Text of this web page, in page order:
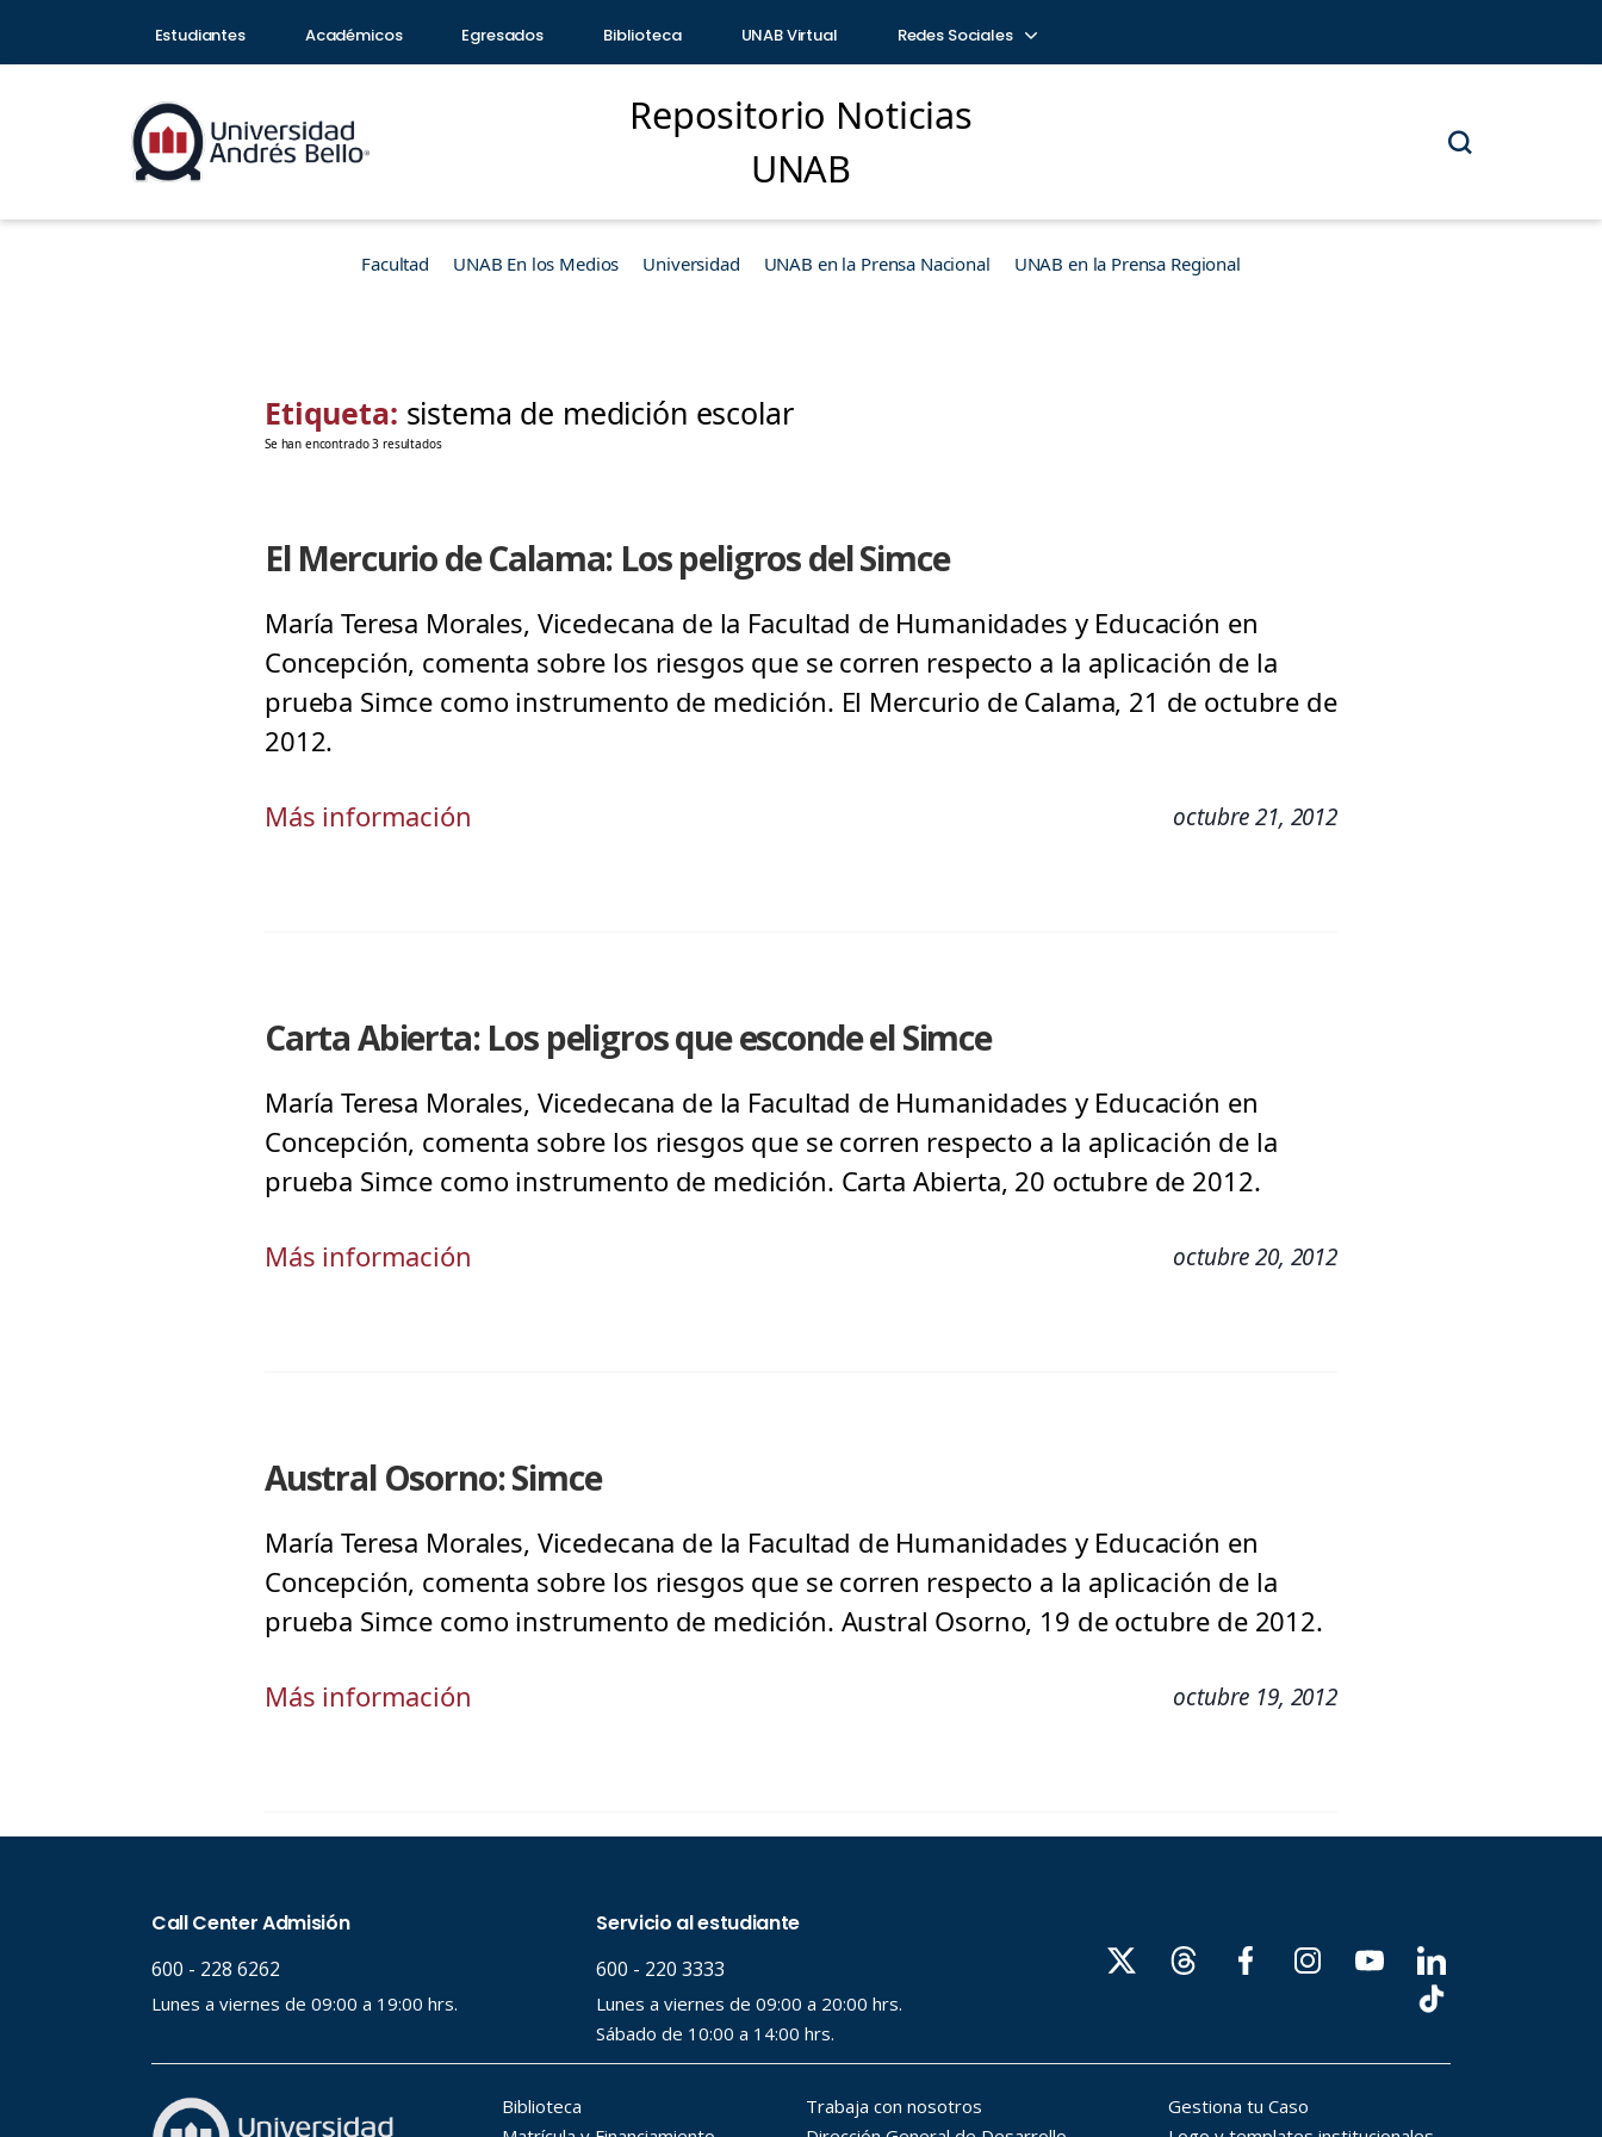
Estudiantes Académicos Egresados Biblioteca UNAB Virtual Redes Sociales
Repositorio Noticias
UNAB
Facultad UNAB En los Medios Universidad UNAB en la Prensa Nacional UNAB en la Prensa Regional
Etiqueta: sistema de medición escolar
Se han encontrado 3 resultados
El Mercurio de Calama: Los peligros del Simce
María Teresa Morales, Vicedecana de la Facultad de Humanidades y Educación en
Concepción, comenta sobre los riesgos que se corren respecto a la aplicación de la
prueba Simce como instrumento de medición. El Mercurio de Calama, 21 de octubre de
2012.
Más información octubre 21, 2012
Carta Abierta: Los peligros que esconde el Simce
María Teresa Morales, Vicedecana de la Facultad de Humanidades y Educación en
Concepción, comenta sobre los riesgos que se corren respecto a la aplicación de la
prueba Simce como instrumento de medición. Carta Abierta, 20 octubre de 2012.
Más información octubre 20, 2012
Austral Osorno: Simce
María Teresa Morales, Vicedecana de la Facultad de Humanidades y Educación en
Concepción, comenta sobre los riesgos que se corren respecto a la aplicación de la
prueba Simce como instrumento de medición. Austral Osorno, 19 de octubre de 2012.
Más información octubre 19, 2012